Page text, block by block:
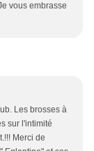
vous embrasse
Les brosses à
sur l'intimité
Merci de